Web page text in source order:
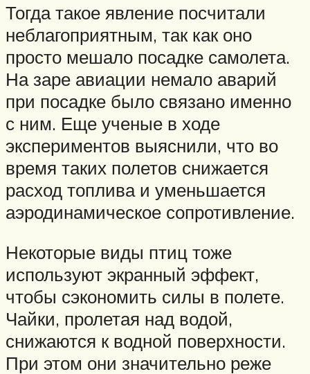
Тогда такое явление посчитали
неблагоприятным, так как оно
просто мешало посадке самолета.
На заре авиации немало аварий
при посадке было связано именно
с ним. Еще ученые в ходе
экспериментов выяснили, что во
время таких полетов снижается
расход топлива и уменьшается
аэродинамическое сопротивление.
Некоторые виды птиц тоже
используют экранный эффект,
чтобы сэкономить силы в полете.
Чайки, пролетая над водой,
снижаются к водной поверхности.
При этом они значительно реже